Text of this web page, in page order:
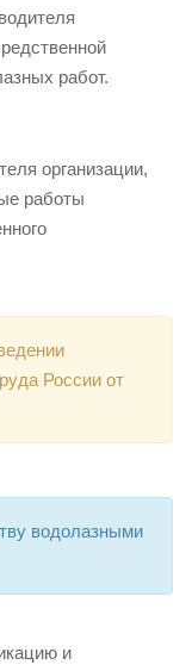
работ.
организации,
работы
России от
водолазными
и